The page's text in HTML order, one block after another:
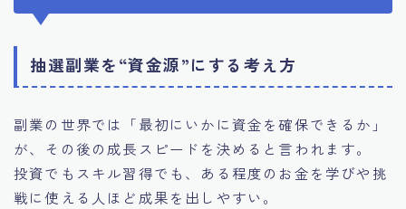
抽選副業を“資金源”にする考え方
副業の世界では「最初にいかに資金を確保できるか」
が、その後の成長スピードを決めると言われます。
投資でもスキル習得でも、ある程度のお金を学びや挑
戦に使える人ほど成果を出しやすい。